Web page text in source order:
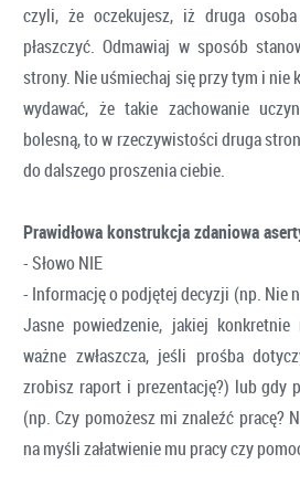
czyli, że oczekujesz, iż druga
płaszczyć. Odmawiaj w sposób
strony. Nie uśmiechaj się przy tym i nie
wydawać, że takie zachowanie
bolesną, to w rzeczywistości druga
do dalszego proszenia ciebie.
Prawidłowa konstrukcja zdaniowa
- Słowo NIE
- Informację o podjętej decyzji (np. Nie
Jasne powiedzenie, jakiej
ważne zwłaszcza, jeśli prośba
zrobisz raport i prezentację?) lub gdy
(np. Czy pomożesz mi znaleźć pracę?
na myśli załatwienie mu pracy czy